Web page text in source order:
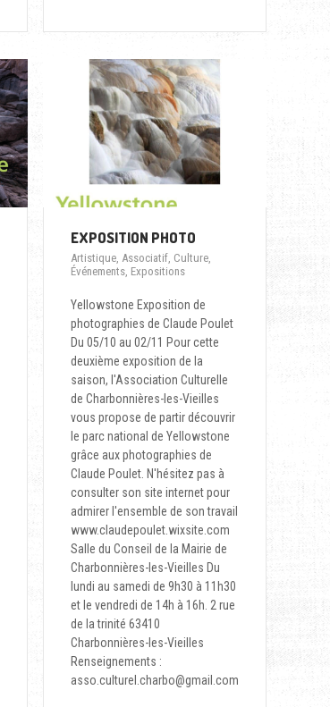
EXPOSITION PHOTO
Artistique, Associatif, Culture,
Événements, Expositions
Yellowstone Exposition de
photographies de Claude Poulet
Du 05/10 au 02/11 Pour cette
deuxième exposition de la
saison, l'Association Culturelle
de Charbonnières-les-Vieilles
vous propose de partir découvrir
le parc national de Yellowstone
grâce aux photographies de
Claude Poulet. N'hésitez pas à
consulter son site internet pour
admirer l'ensemble de son travail
www.claudepoulet.wixsite.com
Salle du Conseil de la Mairie de
Charbonnières-les-Vieilles Du
lundi au samedi de 9h30 à 11h30
et le vendredi de 14h à 16h. 2 rue
de la trinité 63410
Charbonnières-les-Vieilles
Renseignements :
asso.culturel.charbo@gmail.com